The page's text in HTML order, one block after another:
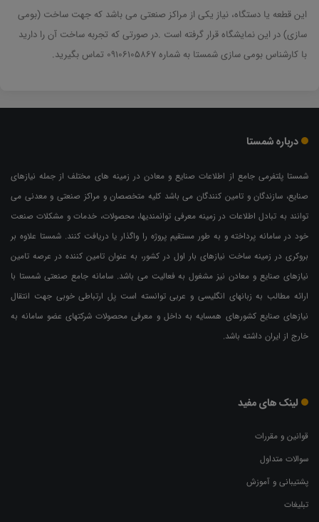
این قطعه یا دستگاه، نیاز یکی از مراکز صنعتی می باشد که جهت ساخت (بومی
سازی) در این نمایشگاه قرار گرفته است .در صورتی که تجربه ساخت آن را دارید
با کارشناس بومی سازی شمستا به شماره 09106105867 تماس بگیرید.
درباره شمستا
شمستا پلتفرمی جامع از اطلاعات صنایع و معادن در زمینه های مختلف از جمله نیازهای
صنایع، سازندگان و تامین کنندگان می باشد کلیه متخصصان و مراکز صنعتی و معدنی می
توانند به تبادل اطلاعات در زمینه معرفی توانمندیها، محصولات، خدمات و مشکلات صنعت
خود در سامانه پرداخته و به طور مستقیم پروژه را واگذار یا دریافت کنند. شمستا علاوه بر
بروکری در زمینه ساخت نیازهای بار اول در کشور، به عنوان تامین کننده در عرصه تامین
نیازهای صنایع و معادن نیز مشغول به فعالیت می باشد. سامانه جامع صنعتی شمستا با
ارائه مطالب به زبانهای انگلیسی و عربی توانسته است پل ارتباطی خوبی جهت انتقال
نیازهای صنایع کشورهای همسایه به داخل و معرفی محصولات شرکتهای عضو سامانه به
خارج از ایران داشته باشد.
لینک های مفید
قوانین و مقررات
سوالات متداول
پشتیبانی و آموزش
تبلیغات